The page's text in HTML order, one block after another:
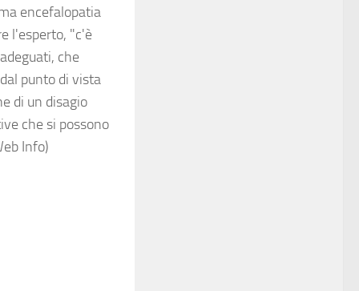
encefalopatia
l'esperto, "c'è
che
punto di vista
di un disagio
che si possono
Info)